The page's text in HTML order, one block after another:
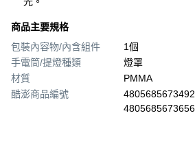
商品主要規格
包裝內容物/內含組件
1個
手電筒/提燈種類
燈罩
材質
PMMA
酷澎商品編號